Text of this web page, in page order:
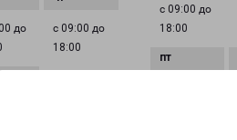
до
с 09:00 до
18:00
с 09:00 до
18:00